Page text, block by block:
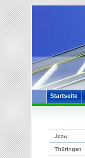
Startseite
Jena
Thüringen